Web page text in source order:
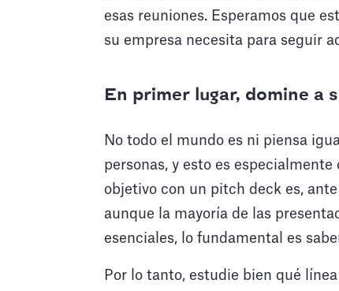
esas reuniones. Esperamos que
su empresa necesita para seguir
En primer lugar, domine a
No todo el mundo es ni piensa
personas, y esto es
objetivo con un pitch deck es,
aunque la mayoría de las
esenciales, lo fundamental es
Por lo tanto, estudie bien qué